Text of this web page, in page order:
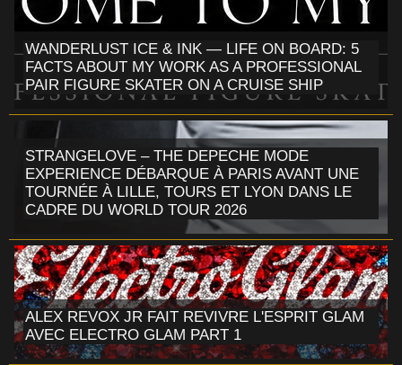
WANDERLUST ICE & INK — LIFE ON BOARD: 5
FACTS ABOUT MY WORK AS A PROFESSIONAL
PAIR FIGURE SKATER ON A CRUISE SHIP
STRANGELOVE – THE DEPECHE MODE
EXPERIENCE DÉBARQUE À PARIS AVANT UNE
TOURNÉE À LILLE, TOURS ET LYON DANS LE
CADRE DU WORLD TOUR 2026
ALEX REVOX JR FAIT REVIVRE L'ESPRIT GLAM
AVEC ELECTRO GLAM PART 1